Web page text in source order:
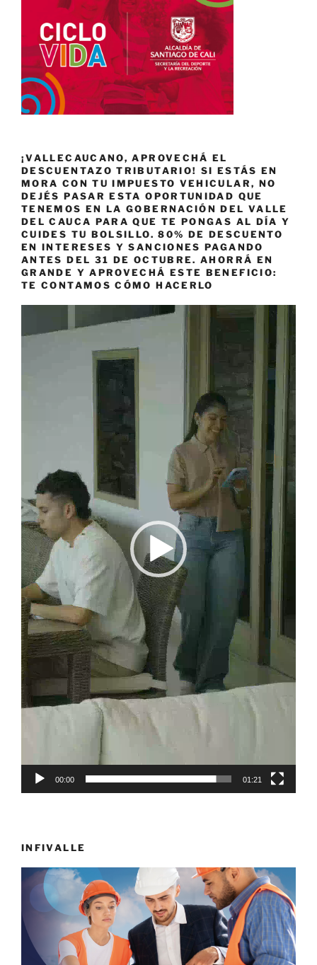
¡VALLECAUCANO, APROVECHÁ EL
DESCUENTAZO TRIBUTARIO! SI ESTÁS EN
MORA CON TU IMPUESTO VEHICULAR, NO
DEJÉS PASAR ESTA OPORTUNIDAD QUE
TENEMOS EN LA GOBERNACIÓN DEL VALLE
DEL CAUCA PARA QUE TE PONGAS AL DÍA Y
CUIDES TU BOLSILLO. 80% DE DESCUENTO
EN INTERESES Y SANCIONES PAGANDO
ANTES DEL 31 DE OCTUBRE. AHORRÁ EN
GRANDE Y APROVECHÁ ESTE BENEFICIO:
TE CONTAMOS CÓMO HACERLO
00:00 01:21
INFIVALLE